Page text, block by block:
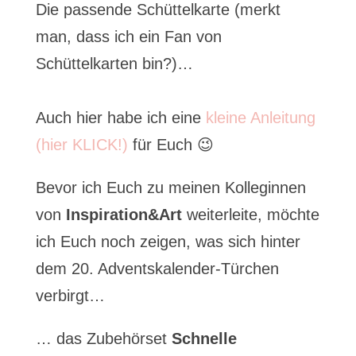
Die passende Schüttelkarte (merkt
man, dass ich ein Fan von
Schüttelkarten bin?)…
Auch hier habe ich eine kleine Anleitung
(hier KLICK!) für Euch 😉
Bevor ich Euch zu meinen Kolleginnen
von Inspiration&Artweiterleite, möchte
ich Euch noch zeigen, was sich hinter
dem 20. Adventskalender-Türchen
verbirgt…
… das Zubehörset Schnelle